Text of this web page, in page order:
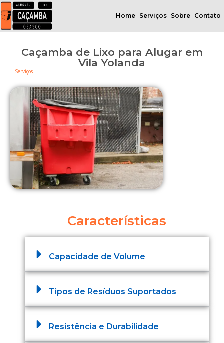
Home Serviços Sobre Contato
Caçamba de Lixo para Alugar em
Vila Yolanda
Serviços
Características
Capacidade de Volume
Tipos de Resíduos Suportados
Resistência e Durabilidade